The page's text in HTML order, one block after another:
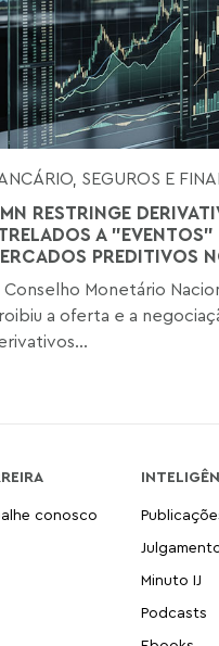
SEGUROS E
RESTRINGE
A "EVENTOS"
PREDITIVOS
Conselho Monetário
a oferta e a
conosco
Minuto IJ
Podcasts